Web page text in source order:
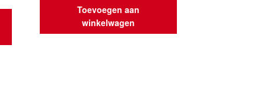
Toevoegen aan
winkelwagen